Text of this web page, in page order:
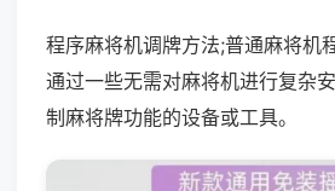
程序麻将机调牌方法;普通麻将机
通过一些无需对麻将机进行复杂
制麻将牌功能的设备或工具。